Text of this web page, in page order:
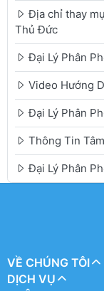
Địa chỉ thay
Thủ Đức
Đại Lý Phân
Video Hướng
Đại Lý Phân
Thông Tin
Đại Lý Phân
VỀ CHÚNG TÔI
DỊCH VỤ